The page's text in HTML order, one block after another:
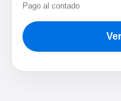
Pago al contado